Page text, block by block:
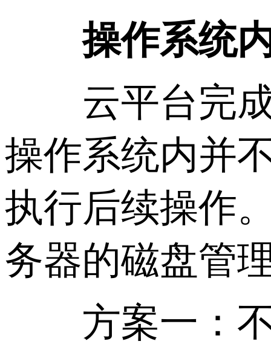
操作系统内
云平台完成
操作系统内并
执行后续操作
务器的磁盘管
方案一：不